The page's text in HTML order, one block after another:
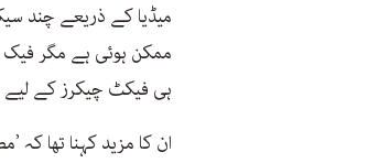
میڈیا کے ذریعے چند
ممکن ہوئی ہے مگر فیک
ہی فیکٹ چیکرز کے لیے
ان کا مزید کہنا تھا